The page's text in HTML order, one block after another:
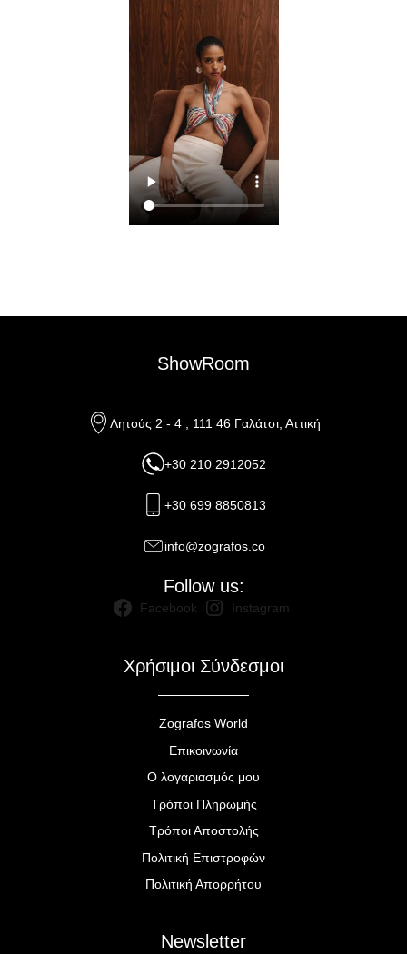
ShowRoom
Λητούς 2 - 4 , 111 46 Γαλάτσι, Αττική
+30 210 2912052
+30 699 8850813
info@zografos.co
Follow us:
Facebook Instagram
Χρήσιμοι Σύνδεσμοι
Zografos World
Επικοινωνία
Ο λογαριασμός μου
Τρόποι Πληρωμής
Τρόποι Αποστολής
Πολιτική Επιστροφών
Πολιτική Απορρήτου
Newsletter